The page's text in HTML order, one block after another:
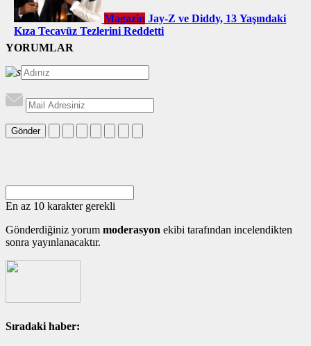
Magazin Jay-Z ve Diddy, 13 Yaşındaki
Kıza Tecavüz Tezlerini Reddetti
YORUMLAR
Gönder
En az 10 karakter gerekli
Gönderdiğiniz yorum moderasyon ekibi tarafından incelendikten
sonra yayınlanacaktır.
Sıradaki haber: